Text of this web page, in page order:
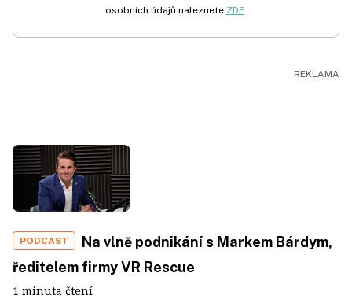
osobních údajů naleznete ZDE.
PODCAST
Na vlně podnikání s Markem Bárdym,
ředitelem firmy VR Rescue
1 minuta čtení